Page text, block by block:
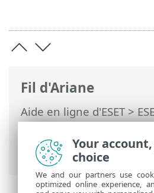
Fil d'Ariane
Aide en ligne d'ESET>
Security>Travailler avec
Security > Bouclier
rançongiciels
Your
choice
We and our partners use
optimized online experience,